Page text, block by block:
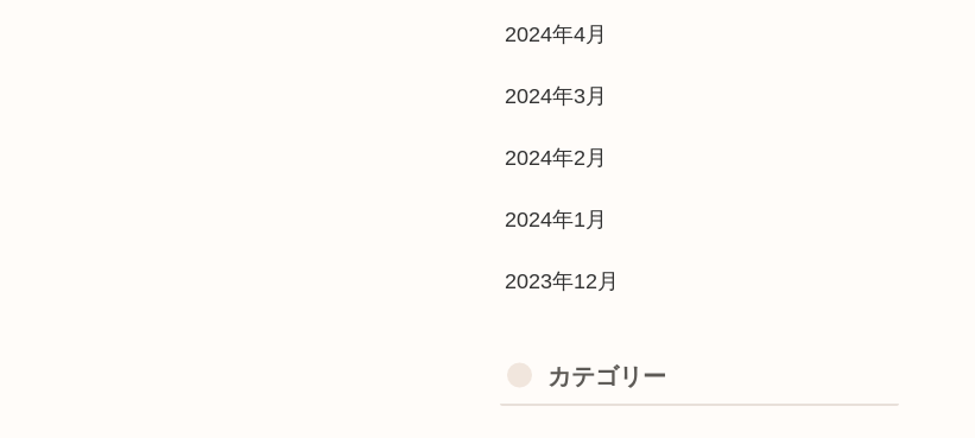
2024年4月
2024年3月
2024年2月
2024年1月
2023年12月
カテゴリー